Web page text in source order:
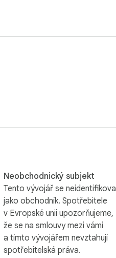
Neobchodnický subjekt
Tento vývojář se neidentifikoval
jako obchodník. Spotřebitele
v Evropské unii upozorňujeme,
že se na smlouvy mezi vámi
a tímto vývojářem nevztahují
spotřebitelská práva.